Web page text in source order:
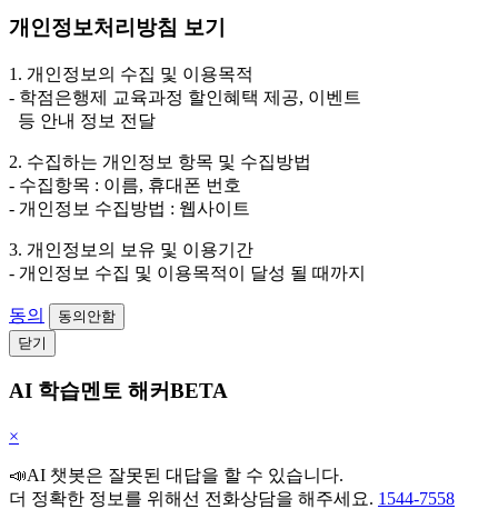
개인정보처리방침 보기
1. 개인정보의 수집 및 이용목적
- 학점은행제 교육과정 할인혜택 제공, 이벤트
등 안내 정보 전달
2. 수집하는 개인정보 항목 및 수집방법
- 수집항목 : 이름, 휴대폰 번호
- 개인정보 수집방법 : 웹사이트
3. 개인정보의 보유 및 이용기간
- 개인정보 수집 및 이용목적이 달성 될 때까지
동의
동의안함
닫기
AI 학습멘토 해커BETA
×
📣AI 챗봇은 잘못된 대답을 할 수 있습니다.
더 정확한 정보를 위해선 전화상담을 해주세요. 1544-7558